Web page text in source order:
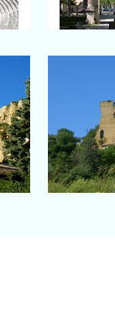
Au pied